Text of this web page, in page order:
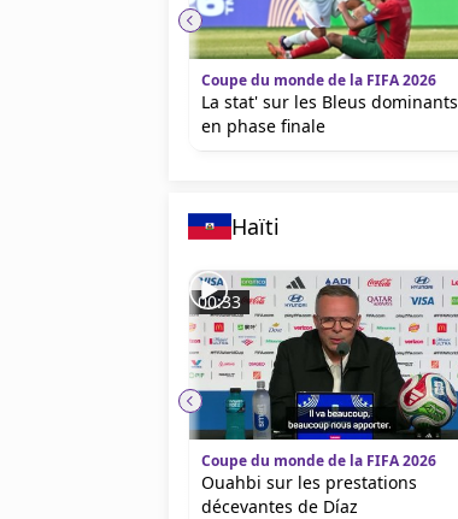
Coupe du monde de la FIFA 2026
La stat' sur les Bleus dominants
en phase finale
Haïti
00:33
Coupe du monde de la FIFA 2026
Ouahbi sur les prestations
décevantes de Díaz